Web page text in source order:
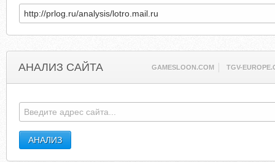
АНАЛИЗ САЙТА GAMESLOON.COM TGV-